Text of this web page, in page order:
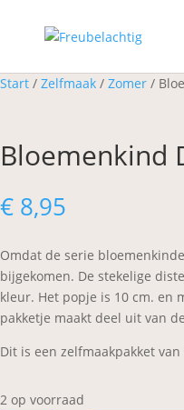
Start / Zelfmaak / Zomer /
Bloemenkind
€ 8,95
Omdat de serie
bijgekomen. De stekelige
kleur. Het popje is 10 cm. en
pakketje maakt deel uit van
Dit is een zelfmaakpakket
2 op voorraad